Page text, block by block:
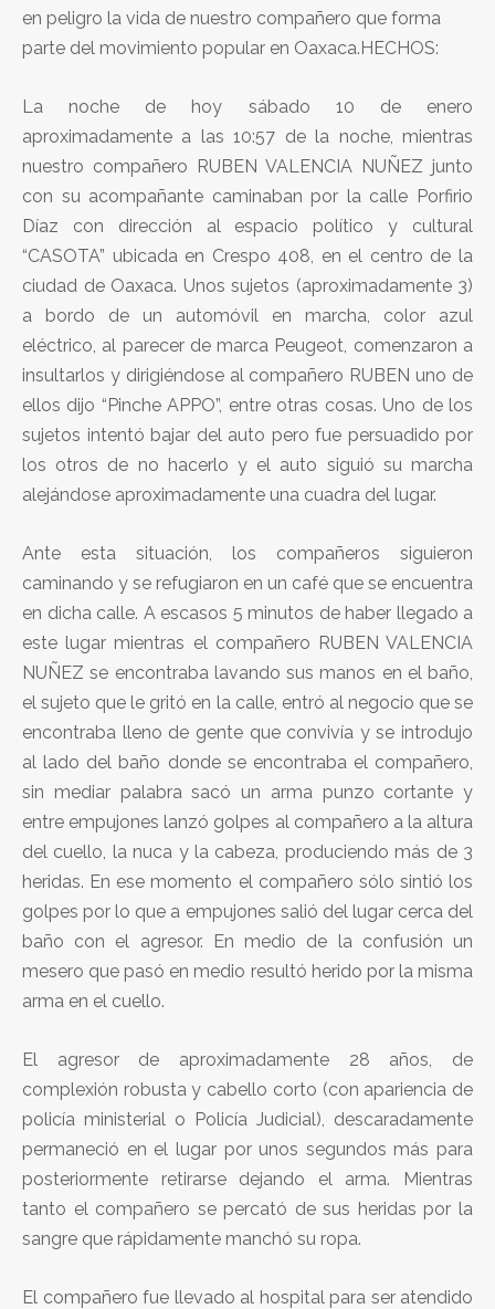
en peligro la vida de nuestro compañero que forma
parte del movimiento popular en Oaxaca.HECHOS:
La noche de hoy sábado 10 de enero
aproximadamente a las 10:57 de la noche, mientras
nuestro compañero RUBEN VALENCIA NUÑEZ junto
con su acompañante caminaban por la calle Porfirio
Díaz con dirección al espacio político y cultural
“CASOTA” ubicada en Crespo 408, en el centro de la
ciudad de Oaxaca. Unos sujetos (aproximadamente 3)
a bordo de un automóvil en marcha, color azul
eléctrico, al parecer de marca Peugeot, comenzaron a
insultarlos y dirigiéndose al compañero RUBEN uno de
ellos dijo “Pinche APPO”, entre otras cosas. Uno de los
sujetos intentó bajar del auto pero fue persuadido por
los otros de no hacerlo y el auto siguió su marcha
alejándose aproximadamente una cuadra del lugar.
Ante esta situación, los compañeros siguieron
caminando y se refugiaron en un café que se encuentra
en dicha calle. A escasos 5 minutos de haber llegado a
este lugar mientras el compañero RUBEN VALENCIA
NUÑEZ se encontraba lavando sus manos en el baño,
el sujeto que le gritó en la calle, entró al negocio que se
encontraba lleno de gente que convivía y se introdujo
al lado del baño donde se encontraba el compañero,
sin mediar palabra sacó un arma punzo cortante y
entre empujones lanzó golpes al compañero a la altura
del cuello, la nuca y la cabeza, produciendo más de 3
heridas. En ese momento el compañero sólo sintió los
golpes por lo que a empujones salió del lugar cerca del
baño con el agresor. En medio de la confusión un
mesero que pasó en medio resultó herido por la misma
arma en el cuello.
El agresor de aproximadamente 28 años, de
complexión robusta y cabello corto (con apariencia de
policía ministerial o Policía Judicial), descaradamente
permaneció en el lugar por unos segundos más para
posteriormente retirarse dejando el arma. Mientras
tanto el compañero se percató de sus heridas por la
sangre que rápidamente manchó su ropa.
El compañero fue llevado al hospital para ser atendido